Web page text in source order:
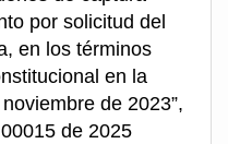
por solicitud del
en los términos
en la
de 2023”,
de 2025